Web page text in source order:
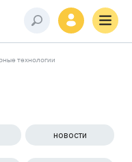
технологии
новости